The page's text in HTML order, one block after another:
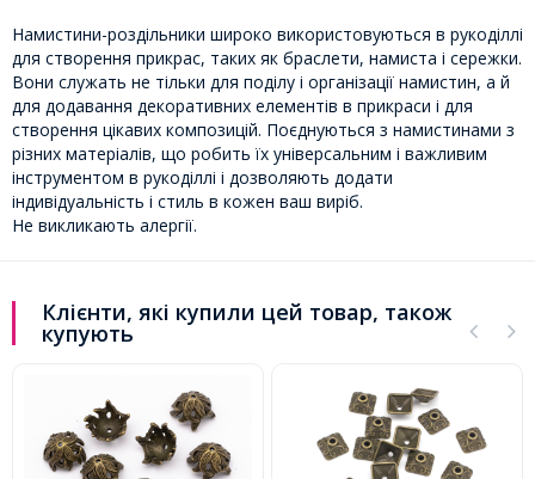
Намистини-роздільники широко використовуються в рукоділлі
для створення прикрас, таких як браслети, намиста і сережки.
Вони служать не тільки для поділу і організації намистин, а й
для додавання декоративних елементів в прикраси і для
створення цікавих композицій. Поєднуються з намистинами з
різних матеріалів, що робить їх універсальним і важливим
інструментом в рукоділлі і дозволяють додати
індивідуальність і стиль в кожен ваш виріб.
Не викликають алергії.
Клієнти, які купили цей товар, також
купують